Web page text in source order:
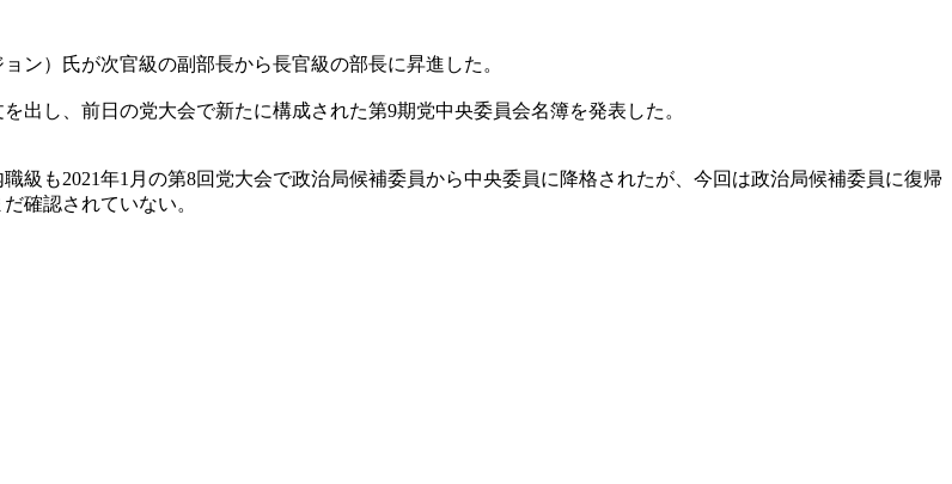
ン）氏が次官級の副部長から長官級の部長に昇進した。
出し、前日の党大会で新たに構成された第9期党中央委員会名簿を発表した。
級も2021年1月の第8回党大会で政治局候補委員から中央委員に降格されたが、今回は政治局候補委員に復帰
確認されていない。